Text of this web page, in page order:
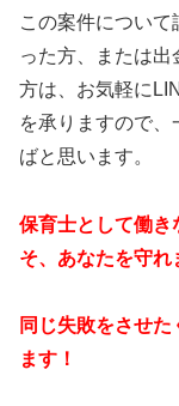
この案件について
った方、または
方は、お気軽に
を承りますので
ばと思います。
保育士として働き
そ、あなたを守れ
同じ失敗をさせ
ます！